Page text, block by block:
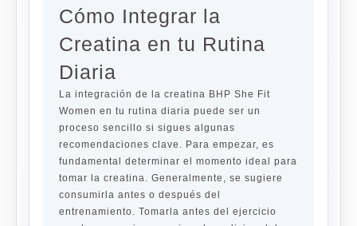
Cómo Integrar la
Creatina en tu Rutina
Diaria
La integración de la creatina BHP She Fit
Women en tu rutina diaria puede ser un
proceso sencillo si sigues algunas
recomendaciones clave. Para empezar, es
fundamental determinar el momento ideal para
tomar la creatina. Generalmente, se sugiere
consumirla antes o después del
entrenamiento. Tomarla antes del ejercicio